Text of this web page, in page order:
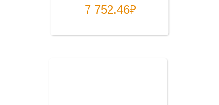
7 752.46₽